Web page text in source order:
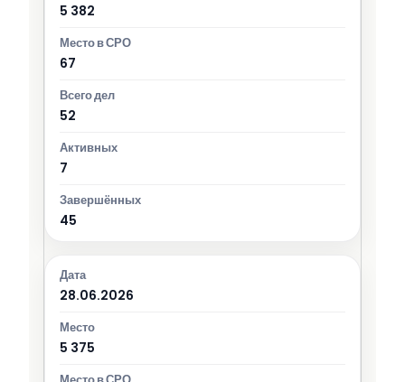
5 382
67
52
7
45
28.06.2026
5 375